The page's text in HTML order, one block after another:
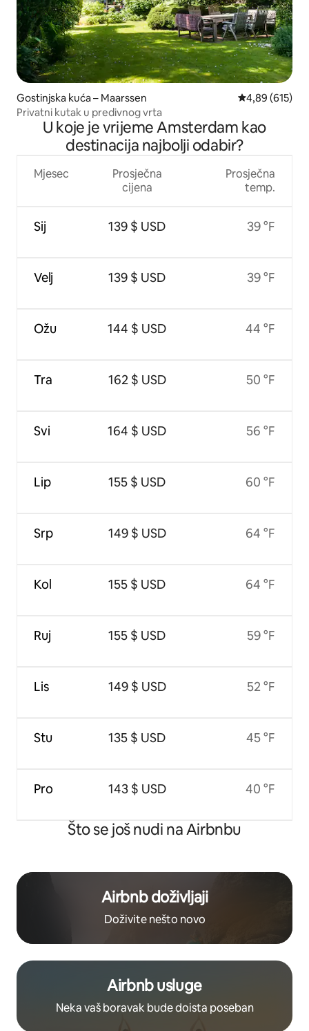
Gostinjska kuća – Maarssen Prosječna
4,89 (615)
Privatni kutak u predivnog vrta
U koje je vrijeme Amsterdam kao
destinacija najbolji odabir?
Mjesec
Sij
Velj
Ožu
Tra
Svi
Lip
Srp
Kol
Ruj
Lis
Stu
Pro
Prosječna
cijena
139 $ USD
139 $ USD
144 $ USD
162 $ USD
164 $ USD
155 $ USD
149 $ USD
155 $ USD
155 $ USD
149 $ USD
135 $ USD
143 $ USD
Prosječna
temp.
39 °F
39 °F
44 °F
50 °F
56 °F
60 °F
64 °F
64 °F
59 °F
52 °F
45 °F
40 °F
Što se još nudi na Airbnbu
Airbnb doživljaji
Doživite nešto novo
Airbnb usluge
Neka vaš boravak bude doista poseban